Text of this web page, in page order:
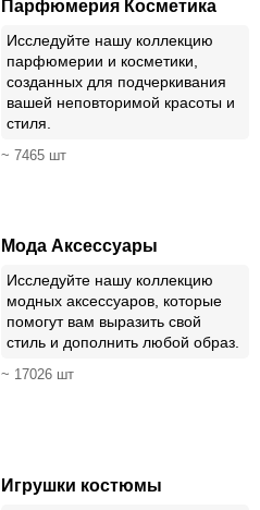
Парфюмерия Косметика
Исследуйте нашу коллекцию
парфюмерии и косметики,
созданных для подчеркивания
вашей неповторимой красоты и
стиля.
~ 7465 шт
Мода Аксессуары
Исследуйте нашу коллекцию
модных аксессуаров, которые
помогут вам выразить свой
стиль и дополнить любой образ.
~ 17026 шт
Игрушки костюмы